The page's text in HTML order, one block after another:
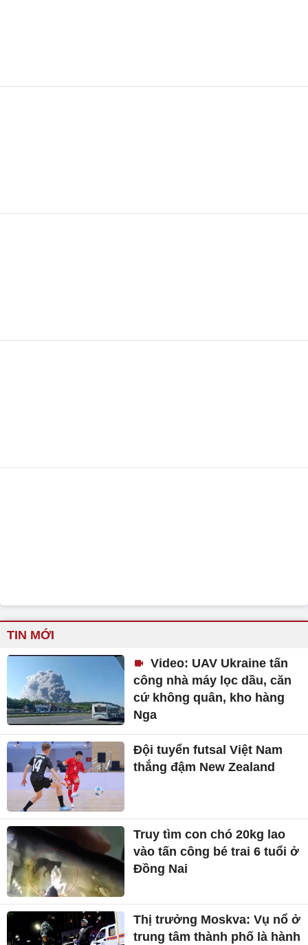
TIN MỚI
Video: UAV Ukraine tấn
công nhà máy lọc dầu, căn
cứ không quân, kho hàng
Nga
Đội tuyển futsal Việt Nam
thắng đậm New Zealand
Truy tìm con chó 20kg lao
vào tấn công bé trai 6 tuổi ở
Đồng Nai
Thị trưởng Moskva: Vụ nổ ở
trung tâm thành phố là hành